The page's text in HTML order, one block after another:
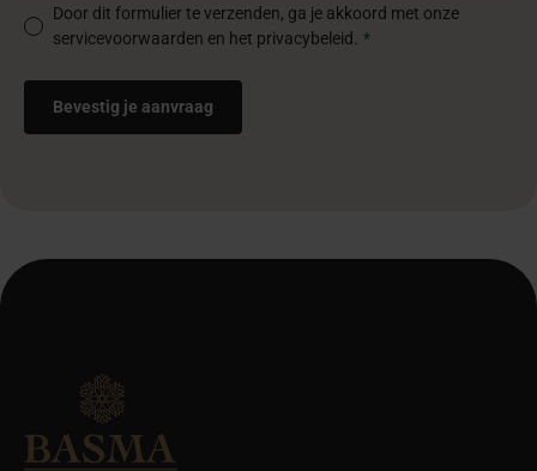
Door dit formulier te verzenden, ga je akkoord met onze
servicevoorwaarden en het privacybeleid. *